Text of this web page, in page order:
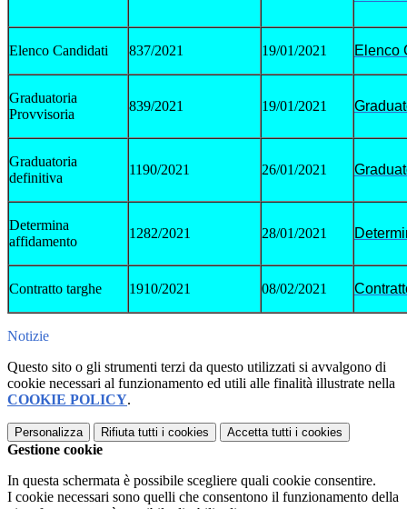
Elenco Candidati 837/2021 19/01/2021 Elenco
Graduatoria
Provvisoria
839/2021 19/01/2021
Graduatoria
definitiva
1190/2021 26/01/2021
Determina
affidamento
1282/2021 28/01/2021
Contratto targhe 1910/2021 08/02/2021
Notizie
Questo sito o gli strumenti terzi da questo utilizzati si avvalgono di
cookie necessari al funzionamento ed utili alle finalità illustrate nella
COOKIE POLICY.
Personalizza Rifiuta tutti i cookies Accetta tutti i cookies
Gestione cookie
In questa schermata è possibile scegliere quali cookie consentire.
I cookie necessari sono quelli che consentono il funzionamento della